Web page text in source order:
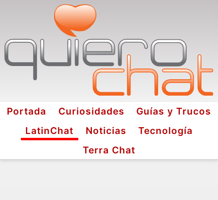
Portada Curiosidades
Guías y Trucos
LatinChat
Noticias
Tecnología
Terra Chat